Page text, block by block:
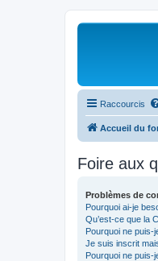
Raccourcis
Accueil du
Foire aux
Problèmes de
Pourquoi ai-je
Qu’est-ce que la
Pourquoi ne puis-
Je suis inscrit
Pourquoi ne puis-